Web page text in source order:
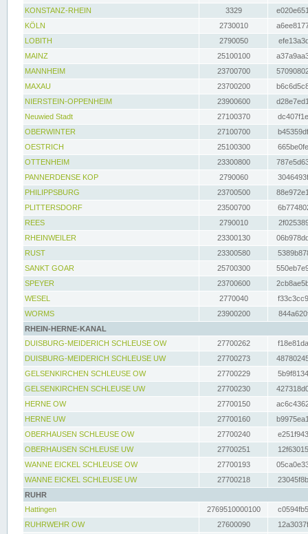
KONSTANZ-RHEIN
3329
KÖLN
2730010
LOBITH
2790050
MAINZ
25100100
MANNHEIM
23700700
MAXAU
23700200
NIERSTEIN-OPPENHEIM
23900600
Neuwied Stadt
27100370
OBERWINTER
27100700
OESTRICH
25100300
OTTENHEIM
23300800
PANNERDENSE KOP
2790060
PHILIPPSBURG
23700500
PLITTERSDORF
23500700
REES
2790010
RHEINWEILER
23300130
RUST
23300580
SANKT GOAR
25700300
SPEYER
23700600
WESEL
2770040
WORMS
23900200
RHEIN-HERNE-KANAL
DUISBURG-MEIDERICH SCHLEUSE OW
27700262
DUISBURG-MEIDERICH SCHLEUSE UW
27700273
GELSENKIRCHEN SCHLEUSE OW
27700229
GELSENKIRCHEN SCHLEUSE UW
27700230
HERNE OW
27700150
HERNE UW
27700160
OBERHAUSEN SCHLEUSE OW
27700240
OBERHAUSEN SCHLEUSE UW
27700251
WANNE EICKEL SCHLEUSE OW
27700193
WANNE EICKEL SCHLEUSE UW
27700218
RUHR
Hattingen
2769510000100
RUHRWEHR OW
27600090